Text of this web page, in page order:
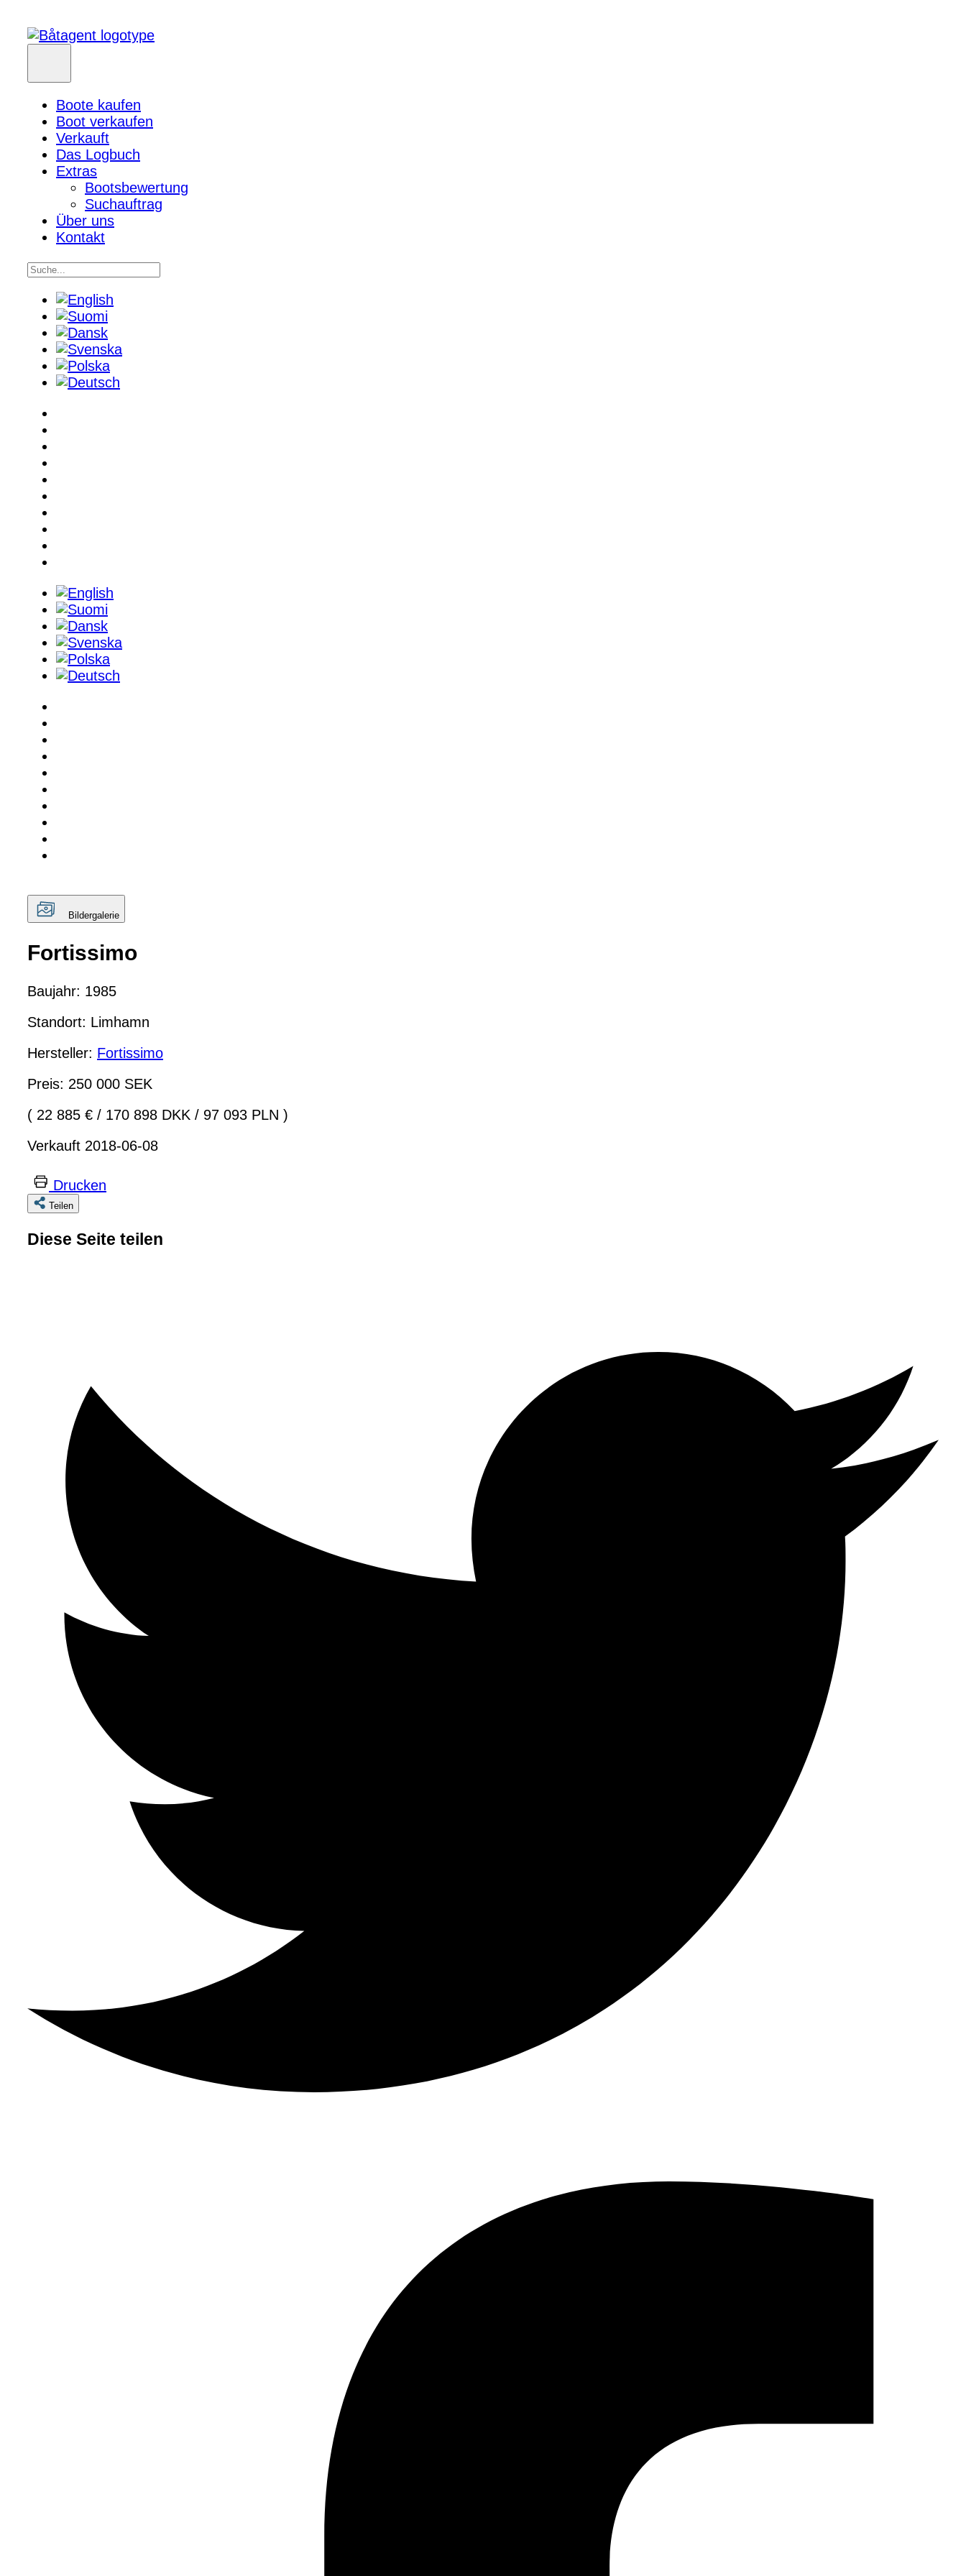
Boote kaufen
Boot verkaufen
Verkauft
Das Logbuch
Extras
Bootsbewertung
Suchauftrag
Über uns
Kontakt
Bildergalerie
Fortissimo
Baujahr: 1985
Standort: Limhamn
Hersteller: Fortissimo
Preis: 250 000 SEK
( 22 885 € / 170 898 DKK / 97 093 PLN )
Verkauft 2018-06-08
Drucken
Teilen
Diese Seite teilen